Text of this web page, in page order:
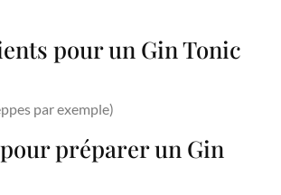
pour un Gin Tonic
par exemple)
préparer un Gin